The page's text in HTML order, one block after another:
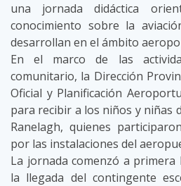
una jornada didáctica
conocimiento sobre la
desarrollan en el ámbito
En el marco de las
comunitario, la Dirección
Oficial y Planificación
para recibir a los niños y niñas
Ranelagh, quienes
por las instalaciones del
La jornada comenzó a
la llegada del contingente